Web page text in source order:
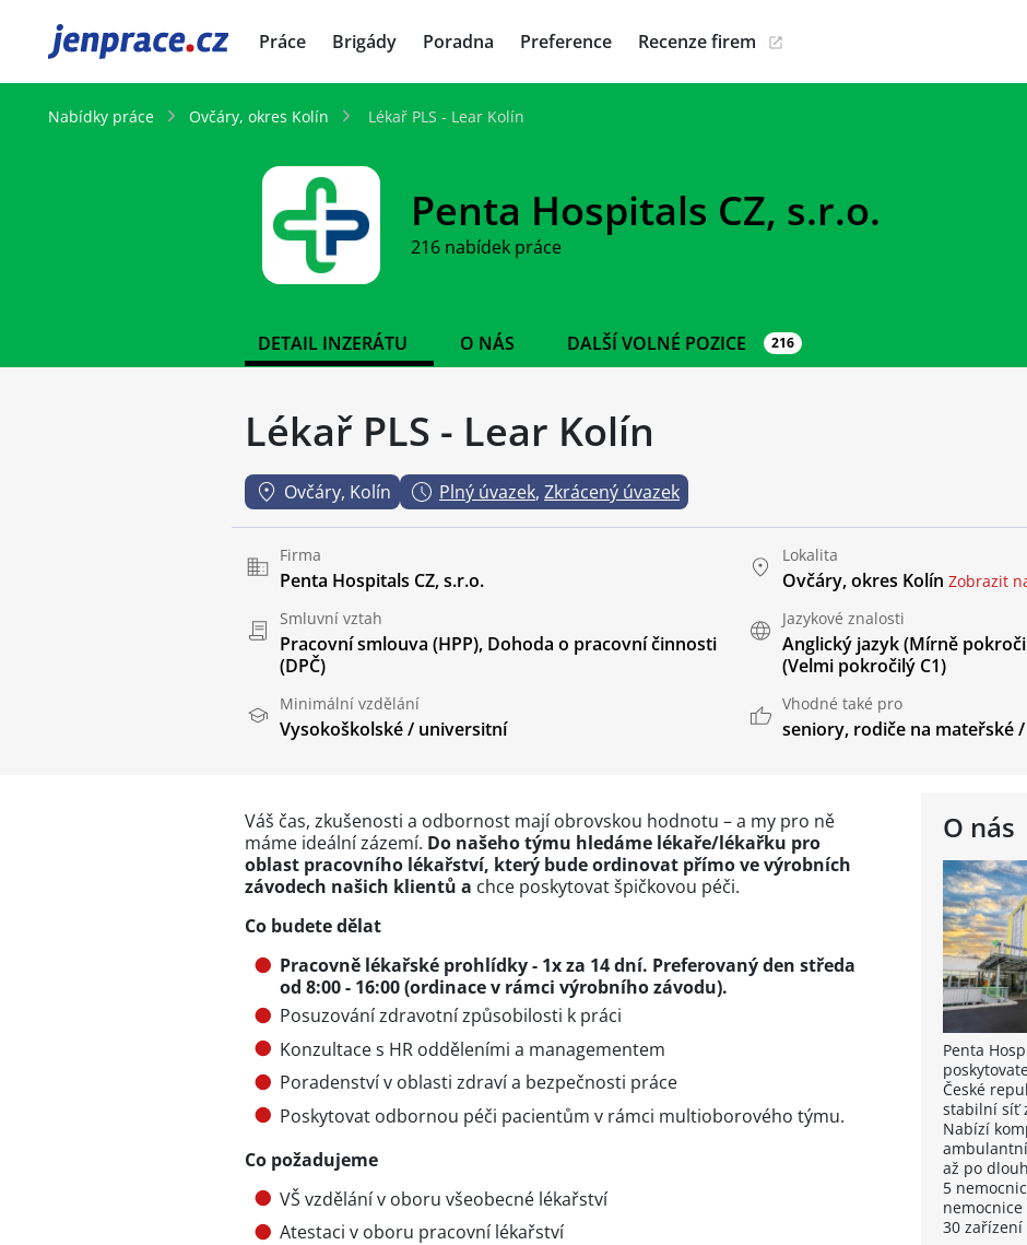
JenPráce.cz Práce Brigády Poradna Preference Recenze firem
Nabídky práce Ovčáry, okres Kolín Lékař PLS - Lear Kolín
Penta Hospitals CZ, s.r.o.
216 nabídek práce
DETAIL INZERÁTU O NÁS DALŠÍ VOLNÉ POZICE 216
Lékař PLS - Lear Kolín
Ovčáry, Kolín Plný úvazek, Zkrácený úvazek
Firma
Penta Hospitals CZ, s.r.o.
Lokalita
Ovčáry, okres Kolín Zobrazit
Smluvní vztah
Pracovní smlouva (HPP), Dohoda o pracovní činnosti
(DPČ)
Jazykové znalosti
Anglický jazyk(Mírně
(Velmi pokročilý C1)
Minimální vzdělání
Vysokoškolské / universitní
Vhodné také pro
seniory, rodiče na mateřské
O nás
Penta
České
stabilní síť
Nabízí
až po
5
30 zařízení
Váš čas, zkušenosti a odbornost mají obrovskou hodnotu – a my pro ně
máme ideální zázemí. Do našeho týmu hledáme lékaře/lékařku pro
oblast pracovního lékařství, který bude ordinovat přímo ve výrobních
závodech našich klientů a chce poskytovat špičkovou péči.
Co budete dělat
Pracovně lékařské prohlídky - 1x za 14 dní. Preferovaný den středa
od 8:00 - 16:00 (ordinace v rámci výrobního závodu).
Posuzování zdravotní způsobilosti k práci
Konzultace s HR odděleními a managementem
Poradenství v oblasti zdraví a bezpečnosti práce
Poskytovat odbornou péči pacientům v rámci multioborového týmu.
Co požadujeme
VŠ vzdělání v oboru všeobecné lékařství
Atestaci v oboru pracovní lékařství